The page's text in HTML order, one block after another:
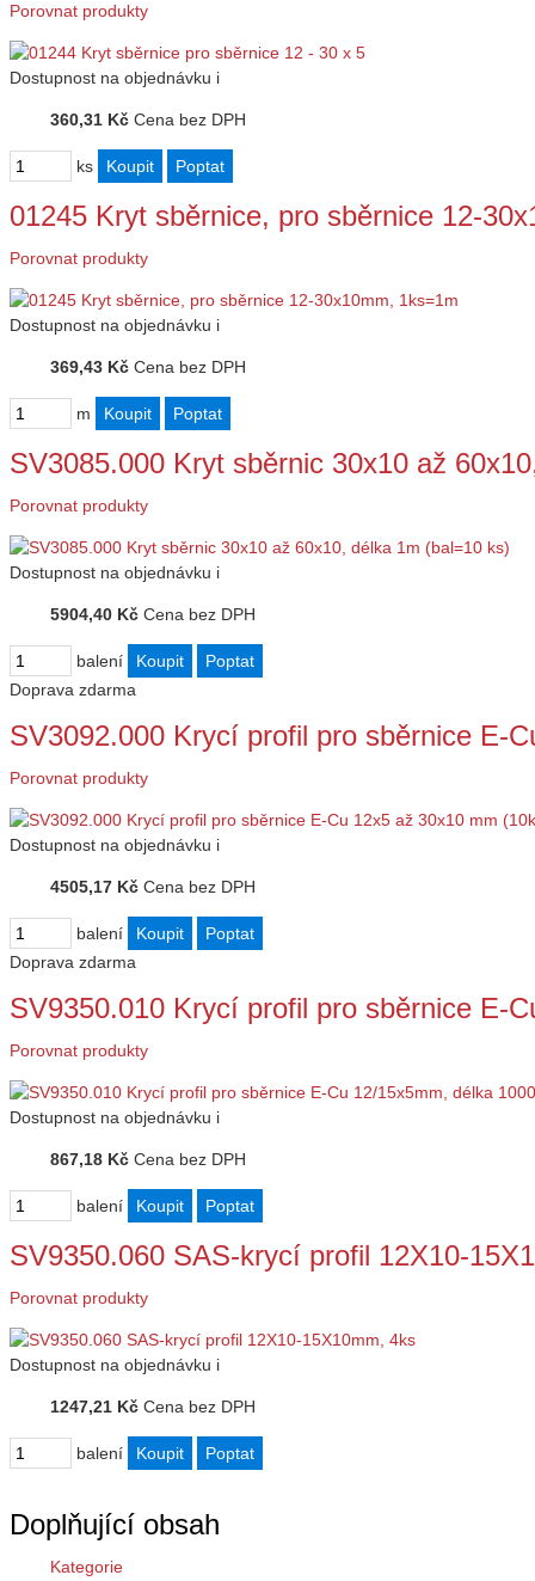
Porovnat produkty
Dostupnost na objednávku i
360,31 Kč Cena bez DPH
ks
01245 Kryt sběrnice, pro sběrnice 12-
Porovnat produkty
Dostupnost na objednávku i
369,43 Kč Cena bez DPH
m
SV3085.000 Kryt sběrnic 30x10 až
Porovnat produkty
Dostupnost na objednávku i
5904,40 Kč Cena bez DPH
balení
Doprava zdarma
SV3092.000 Krycí profil pro sběrnice E-
Porovnat produkty
Dostupnost na objednávku i
4505,17 Kč Cena bez DPH
balení
Doprava zdarma
SV9350.010 Krycí profil pro sběrnice E-
Porovnat produkty
Dostupnost na objednávku i
867,18 Kč Cena bez DPH
balení
SV9350.060 SAS-krycí profil 12X10-
Porovnat produkty
Dostupnost na objednávku i
1247,21 Kč Cena bez DPH
balení
Doplňující obsah
Kategorie